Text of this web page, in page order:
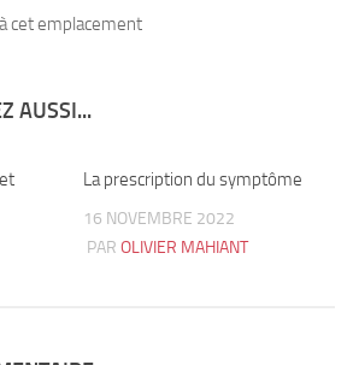
cet emplacement
AUSSI...
La prescription du symptôme
16 NOVEMBRE 2022
PAR OLIVIER MAHIANT